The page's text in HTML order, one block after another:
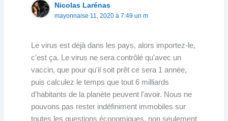
Nicolas Larénas
mayonnaise 11, 2020 à 7:49 un m
Le virus est déjà dans les pays, alors importez-le,
c'est ça. Le virus ne sera contrôlé qu'avec un
vaccin, que pour qu'il soit prêt ce sera 1 année,
puis calculez le temps que tout 6 milliards
d'habitants de la planète peuvent l'avoir. Nous ne
pouvons pas rester indéfiniment immobiles sur
toutes les questions économiques, non seulement